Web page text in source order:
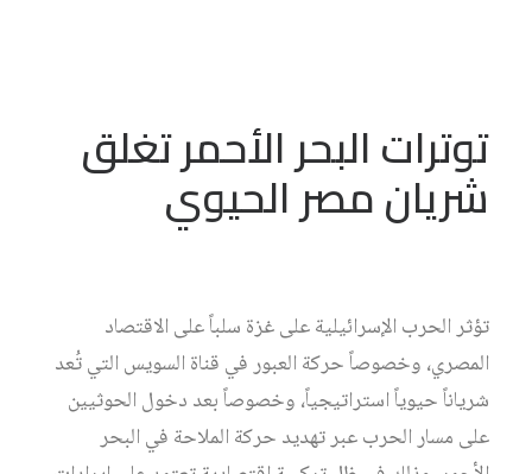
توترات البحر الأحمر تغلق
شريان مصر الحيوي
تؤثر الحرب الإسرائيلية على غزة سلباً على الاقتصاد
المصري، وخصوصاً حركة العبور في قناة السويس التي تُعد
شرياناً حيوياً استراتيجياً، وخصوصاً بعد دخول الحوثيين
على مسار الحرب عبر تهديد حركة الملاحة في البحر